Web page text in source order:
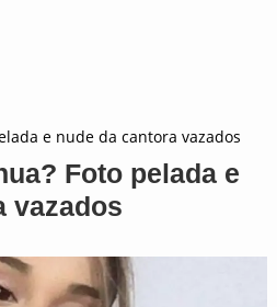
e nude da cantora vazados
Foto pelada e
vazados